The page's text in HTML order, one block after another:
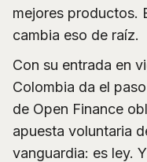
mejores productos.
cambia eso de raíz.
Con su entrada en
Colombia da el
de Open Finance
apuesta voluntaria
vanguardia: es ley.